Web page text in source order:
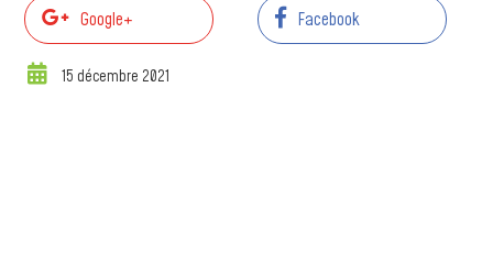
Google+ Facebook
15 décembre 2021